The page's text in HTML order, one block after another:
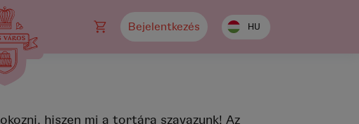
Bejelentkezés HU
MEGLEPETÉS TITKA?